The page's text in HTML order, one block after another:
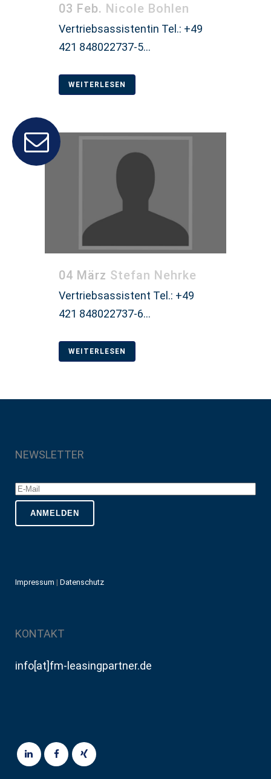
03 Feb. Nicole Bohlen
Vertriebsassistentin Tel.: +49
421 848022737-5...
WEITERLESEN
04 März Stefan Nehrke
Vertriebsassistent Tel.: +49
421 848022737-6...
WEITERLESEN
NEWSLETTER
Impressum | Datenschutz
KONTAKT
info[at]fm-leasingpartner.de